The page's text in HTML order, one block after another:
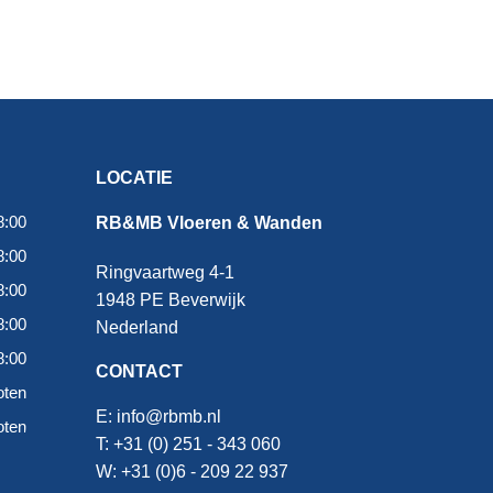
LOCATIE
RB&MB Vloeren & Wanden
Ringvaartweg 4-1
1948 PE Beverwijk
Nederland
CONTACT
E: info@rbmb.nl
T: +31 (0) 251 - 343 060
W: +31 (0)6 - 209 22 937